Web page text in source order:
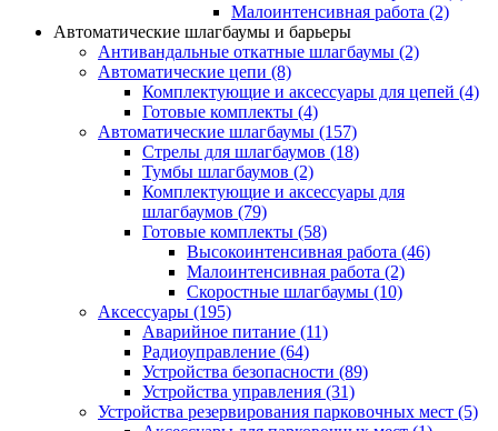
Малоинтенсивная работа (2)
Автоматические шлагбаумы и барьеры
Антивандальные откатные шлагбаумы (2)
Автоматические цепи (8)
Комплектующие и аксессуары для цепей (4)
Готовые комплекты (4)
Автоматические шлагбаумы (157)
Стрелы для шлагбаумов (18)
Тумбы шлагбаумов (2)
Комплектующие и аксессуары для
шлагбаумов (79)
Готовые комплекты (58)
Высокоинтенсивная работа (46)
Малоинтенсивная работа (2)
Скоростные шлагбаумы (10)
Аксессуары (195)
Аварийное питание (11)
Радиоуправление (64)
Устройства безопасности (89)
Устройства управления (31)
Устройства резервирования парковочных мест (5)